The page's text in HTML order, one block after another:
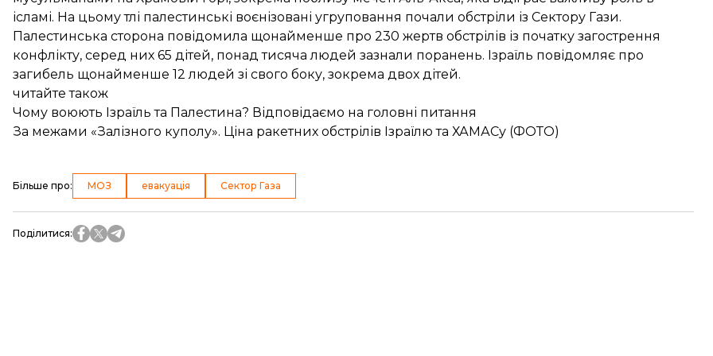
ісламі. На цьому тлі палестинські воєнізовані угруповання почали обстріли із Сектору Гази.
Палестинська сторона повідомила щонайменше про 230 жертв обстрілів із початку загострення
конфлікту, серед них 65 дітей, понад тисяча людей зазнали поранень. Ізраїль повідомляє про
загибель щонайменше 12 людей зі свого боку, зокрема двох дітей.
читайте також
Чому воюють Ізраїль та Палестина? Відповідаємо на головні питання
За межами «Залізного куполу». Ціна ракетних обстрілів Ізраїлю та ХАМАСу (ФОТО)
Більше про: МОЗ евакуація Сектор Газа
Поділитися: